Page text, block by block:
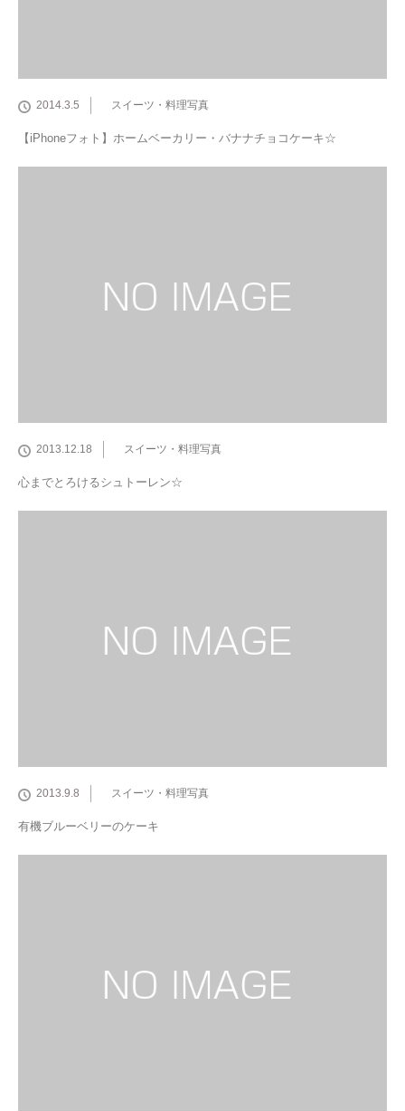
2014.3.5 スイーツ・料理写真
【iPhoneフォト】ホームベーカリー・バナナチョコケーキ☆
2013.12.18 スイーツ・料理写真
心までとろけるシュトーレン☆
2013.9.8 スイーツ・料理写真
有機ブルーベリーのケーキ